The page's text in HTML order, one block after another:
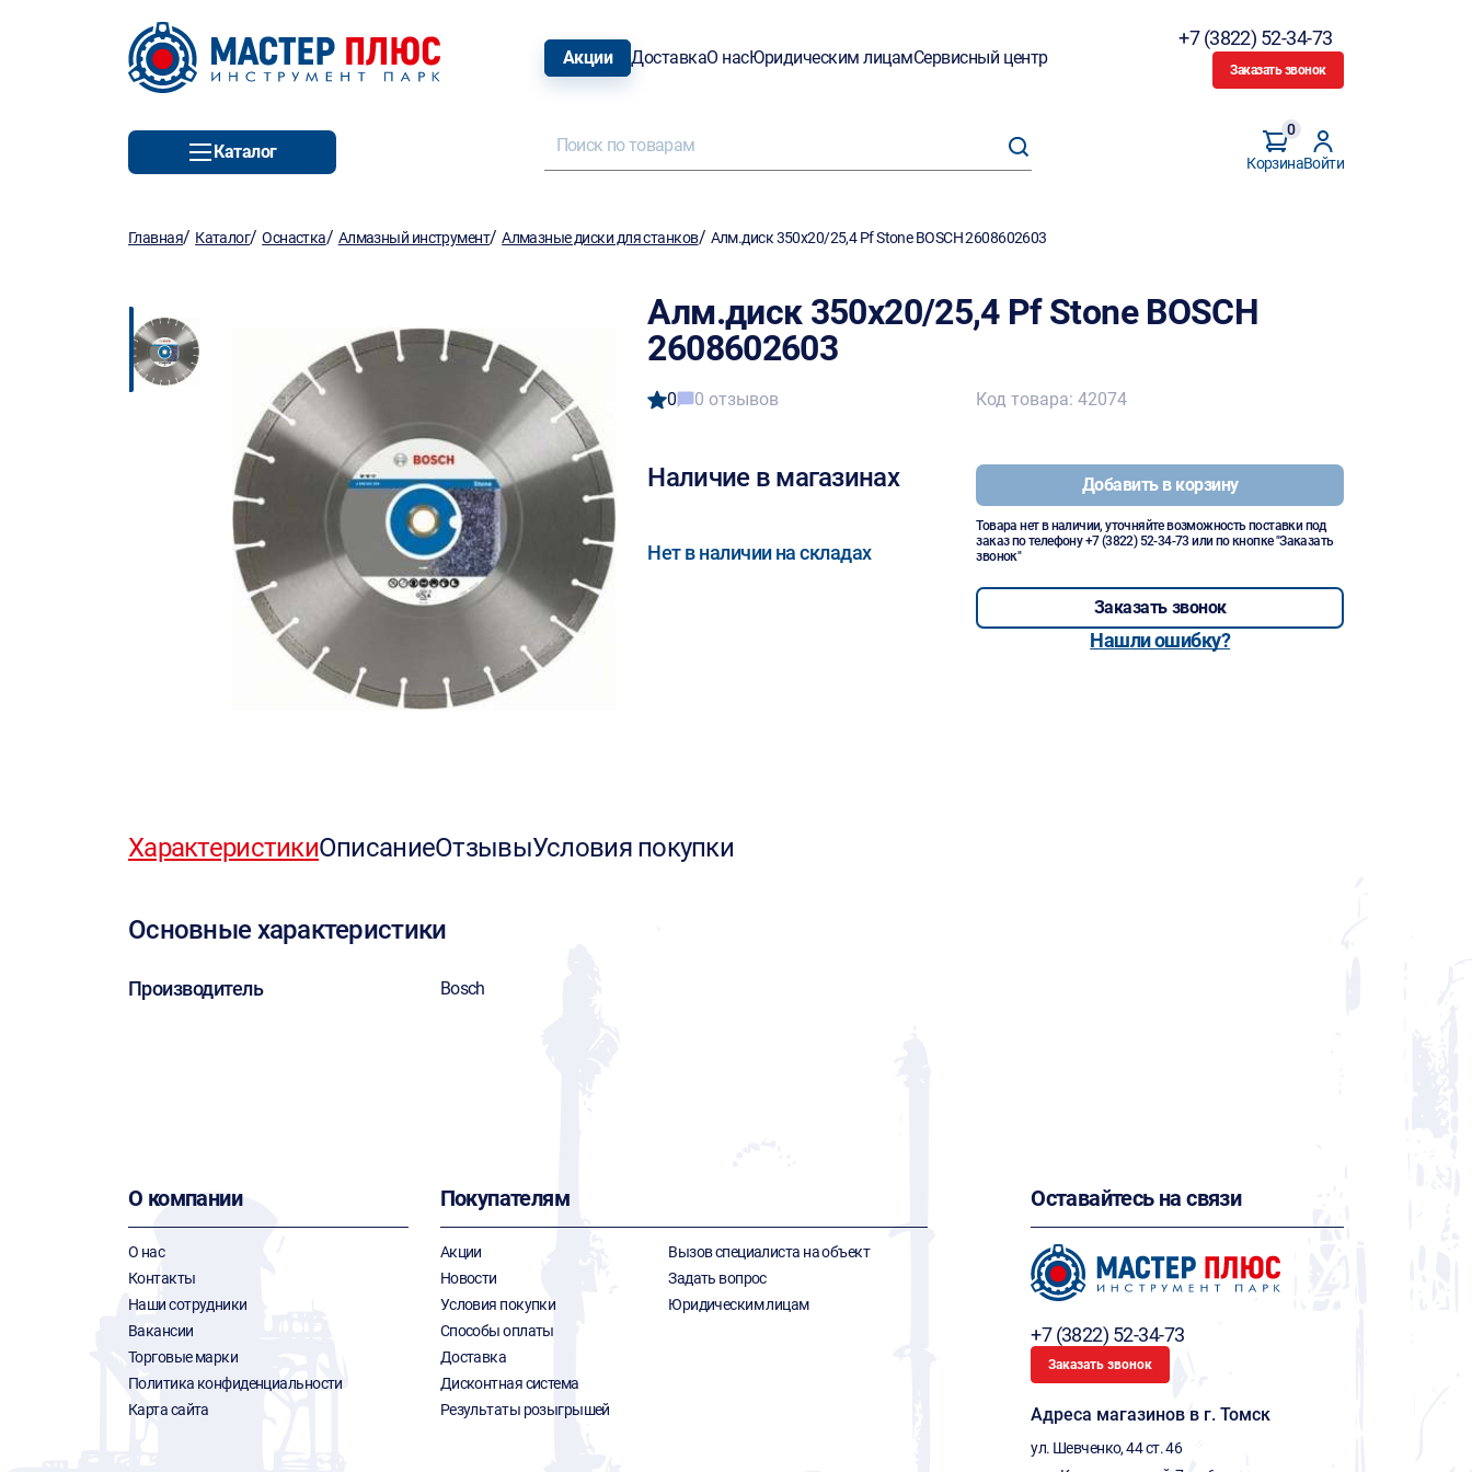
Акции ДоставкаО насЮридическим лицамСервисный центр
+7 (3822) 52-34-73
Заказать звонок
Каталог
Корзина
0
Войти
Главная/ Каталог/Оснастка/ Алмазный инструмент/Алмазные диски для станков/ Алм.диск 350х20/25,4 Pf Stone BOSCH 2608602603
Алм.диск 350х20/25,4 Pf Stone BOSCH
2608602603
0 0 отзывов
Наличие в магазинах
Нет в наличии на складах
Код товара: 42074
Добавить в корзину
Товара нет в наличии, уточняйте возможность поставки под
заказ по телефону+7 (3822) 52-34-73 или по кнопке "Заказать
звонок"
Заказать звонок
Нашли ошибку?
ХарактеристикиОписаниеОтзывыУсловия покупки
Основные характеристики
Производитель Bosch
О компании
О нас
Контакты
Наши сотрудники
Вакансии
Торговые марки
Политика конфиденциальности
Карта сайта
Покупателям
Акции
Новости
Условия покупки
Способы оплаты
Доставка
Дисконтная система
Результаты розыгрышей
Вызов специалиста на объект
Задать вопрос
Юридическим лицам
Оставайтесь на связи
+7 (3822) 52-34-73
Заказать звонок
Адреса магазинов в г. Томск
ул. Шевченко, 44 ст. 46